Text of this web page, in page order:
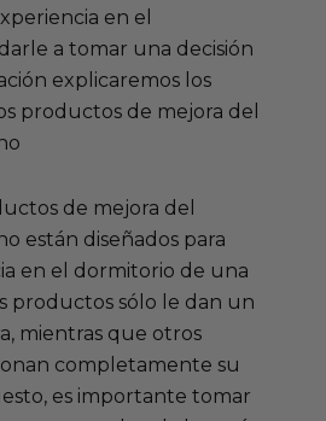
en el
a tomar una decisión
explicaremos los
productos de mejora del
de mejora del
están diseñados para
en el dormitorio de una
productos sólo le dan un
mientras que otros
completamente su
es importante tomar